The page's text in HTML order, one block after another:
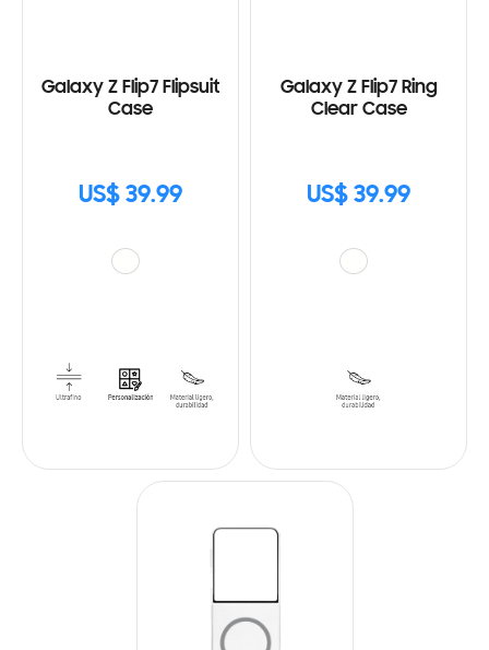
Galaxy Z Flip7 Flipsuit
Case
US$ 39.99
Galaxy Z Flip7 Ring
Clear Case
US$ 39.99